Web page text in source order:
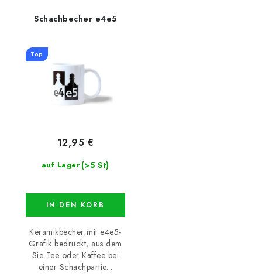
Schachbecher e4e5
Top
auf Lager (>5 St)
12,95 €
IN DEN KORB
Keramikbecher mit e4e5-
Grafik bedruckt, aus dem
Sie Tee oder Kaffee bei
einer Schachpartie...